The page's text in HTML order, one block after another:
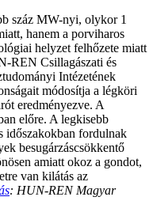
száz MW-nyi, olykor 1
hanem a porviharos
helyzet felhőzete miatt
REN Csillagászati és
Intézetének
módosítja a légköri
eredményezve. A
előre. A legkisebb
időszakokban fordulnak
besugárzáscsökkentő
amiatt okoz a gondot,
van kilátás az
: HUN-REN Magyar